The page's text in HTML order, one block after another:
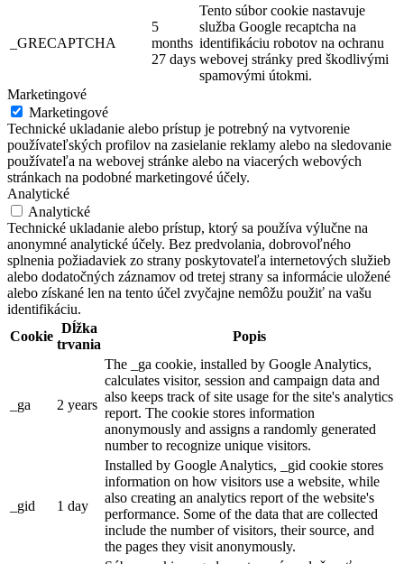
_GRECAPTCHA
5
months
27 days
Tento súbor cookie nastavuje
služba Google recaptcha na
identifikáciu robotov na ochranu
webovej stránky pred škodlivými
spamovými útokmi.
Marketingové
Marketingové
Technické ukladanie alebo prístup je potrebný na vytvorenie
používateľských profilov na zasielanie reklamy alebo na sledovanie
používateľa na webovej stránke alebo na viacerých webových
stránkach na podobné marketingové účely.
Analytické
Analytické
Technické ukladanie alebo prístup, ktorý sa používa výlučne na
anonymné analytické účely. Bez predvolania, dobrovoľného
splnenia požiadaviek zo strany poskytovateľa internetových služieb
alebo dodatočných záznamov od tretej strany sa informácie uložené
alebo získané len na tento účel zvyčajne nemôžu použiť na vašu
identifikáciu.
Cookie
Dĺžka
trvania
Popis
_ga 2 years
The _ga cookie, installed by Google Analytics,
calculates visitor, session and campaign data and
also keeps track of site usage for the site's analytics
report. The cookie stores information
anonymously and assigns a randomly generated
number to recognize unique visitors.
_gid 1 day
Installed by Google Analytics, _gid cookie stores
information on how visitors use a website, while
also creating an analytics report of the website's
performance. Some of the data that are collected
include the number of visitors, their source, and
the pages they visit anonymously.